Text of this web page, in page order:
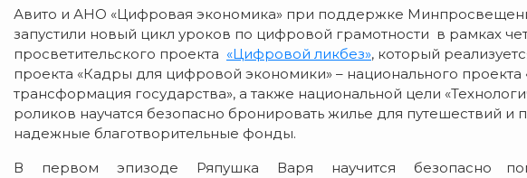
Авито и АНО «Цифровая экономика» при поддержке
запустили новый цикл уроков по цифровой грамотности в рамках
просветительского проекта «Цифровой ликбез», который
проекта «Кадры для цифровой экономики» – национального
трансформация государства», а также национальной цели
роликов научатся безопасно бронировать жилье для путешествий и
надежные благотворительные фонды.
В первом эпизоде Ряпушка Варя научится безопасно